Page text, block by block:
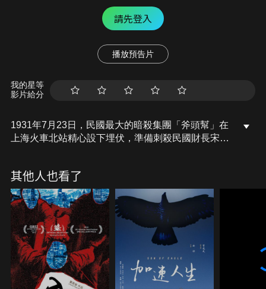
請先登入
播放預告片
我的星等
影片給分
1931年7月23日，民國最大的暗殺集團「斧頭幫」在
上海火車北站精心設下埋伏，準備刺殺民國財長宋子
勢力，三方殺手，兩個目標，一名死者，在北站掀起
一場驚心動魄的刺殺大戲。槍聲響起，有人倒在了血
泊裡。然而案件的結局卻令人匪夷所思，遇難的既不
是宋子文，也不是重光葵。而更有玄機的是，北站案
發五十七天後，「九一八」事變爆發，日本侵華戰爭
正式揭開了帷幕。
其他人也看了